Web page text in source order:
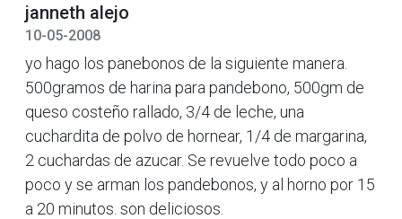
janneth alejo
10-05-2008
yo hago los panebonos de la siguiente manera.
500gramos de harina para pandebono, 500gm de
queso costeño rallado, 3/4 de leche, una
cuchardita de polvo de hornear, 1/4 de margarina,
2 cuchardas de azucar. Se revuelve todo poco a
poco y se arman los pandebonos, y al horno por 15
a 20 minutos. son deliciosos.